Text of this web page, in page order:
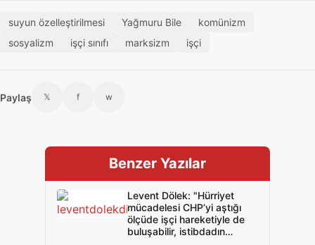
suyun özelleştirilmesi Yağmuru Bile
komünizm
sosyalizm
işçi sınıfı marksizm işçi
Paylaş 𝕏 f w
Benzer Yazılar
Levent Dölek: "Hürriyet
mücadelesi CHP’yi aştığı
ölçüde işçi hareketiyle de
buluşabilir, istibdadın